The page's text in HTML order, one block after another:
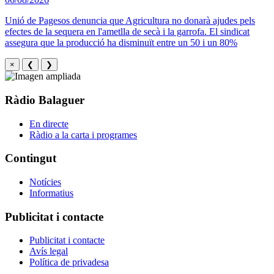
Unió de Pagesos denuncia que Agricultura no donarà ajudes pels
efectes de la sequera en l'ametlla de secà i la garrofa. El sindicat
assegura que la producció ha disminuït entre un 50 i un 80%
× ❮ ❯
Ràdio Balaguer
En directe
Ràdio a la carta i programes
Contingut
Notícies
Informatius
Publicitat i contacte
Publicitat i contacte
Avís legal
Política de privadesa